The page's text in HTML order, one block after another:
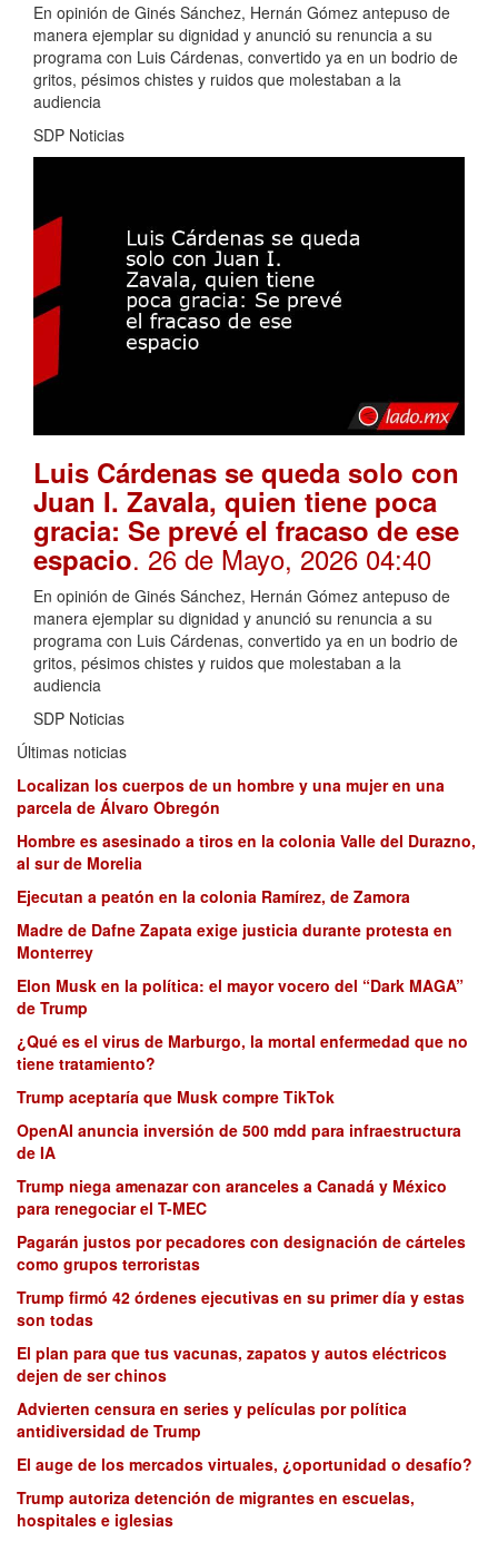
En opinión de Ginés Sánchez, Hernán Gómez antepuso de
manera ejemplar su dignidad y anunció su renuncia a su
programa con Luis Cárdenas, convertido ya en un bodrio de
gritos, pésimos chistes y ruidos que molestaban a la
audiencia
SDP Noticias
Luis Cárdenas se queda solo con
Juan I. Zavala, quien tiene poca
gracia: Se prevé el fracaso de ese
espacio. 26 de Mayo, 2026 04:40
En opinión de Ginés Sánchez, Hernán Gómez antepuso de
manera ejemplar su dignidad y anunció su renuncia a su
programa con Luis Cárdenas, convertido ya en un bodrio de
gritos, pésimos chistes y ruidos que molestaban a la
audiencia
SDP Noticias
Últimas noticias
Localizan los cuerpos de un hombre y una mujer en una
parcela de Álvaro Obregón
Hombre es asesinado a tiros en la colonia Valle del Durazno,
al sur de Morelia
Ejecutan a peatón en la colonia Ramírez, de Zamora
Madre de Dafne Zapata exige justicia durante protesta en
Monterrey
Elon Musk en la política: el mayor vocero del “Dark MAGA”
de Trump
¿Qué es el virus de Marburgo, la mortal enfermedad que no
tiene tratamiento?
Trump aceptaría que Musk compre TikTok
OpenAI anuncia inversión de 500 mdd para infraestructura
de IA
Trump niega amenazar con aranceles a Canadá y México
para renegociar el T-MEC
Pagarán justos por pecadores con designación de cárteles
como grupos terroristas
Trump firmó 42 órdenes ejecutivas en su primer día y estas
son todas
El plan para que tus vacunas, zapatos y autos eléctricos
dejen de ser chinos
Advierten censura en series y películas por política
antidiversidad de Trump
El auge de los mercados virtuales, ¿oportunidad o desafío?
Trump autoriza detención de migrantes en escuelas,
hospitales e iglesias